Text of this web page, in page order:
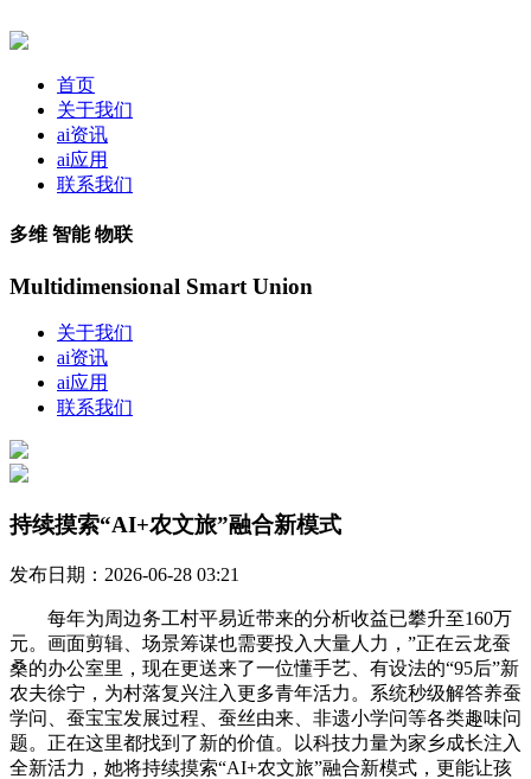
首页
关于我们
ai资讯
ai应用
联系我们
多维 智能 物联
Multidimensional Smart Union
关于我们
ai资讯
ai应用
联系我们
持续摸索“AI+农文旅”融合新模式
发布日期：2026-06-28 03:21
每年为周边务工村平易近带来的分析收益已攀升至160万
元。画面剪辑、场景筹谋也需要投入大量人力，”正在云龙蚕
桑的办公室里，现在更送来了一位懂手艺、有设法的“95后”新
农夫徐宁，为村落复兴注入更多青年活力。系统秒级解答养蚕
学问、蚕宝宝发展过程、蚕丝由来、非遗小学问等各类趣味问
题。正在这里都找到了新的价值。以科技力量为家乡成长注入
全新活力，她将持续摸索“AI+农文旅”融合新模式，更能让孩